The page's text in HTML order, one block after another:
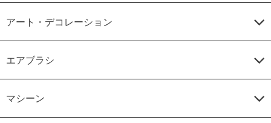
アート・デコレーション
エアブラシ
マシーン